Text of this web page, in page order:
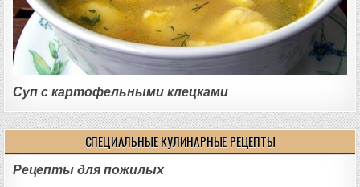
Суп с картофельными клецками
СПЕЦИАЛЬНЫЕ КУЛИНАРНЫЕ РЕЦЕПТЫ
Рецепты для пожилых